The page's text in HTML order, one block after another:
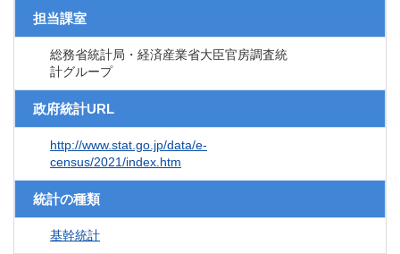
担当課室
総務省統計局・経済産業省大臣官房調査統
計グループ
政府統計URL
http://www.stat.go.jp/data/e-
census/2021/index.htm
統計の種類
基幹統計